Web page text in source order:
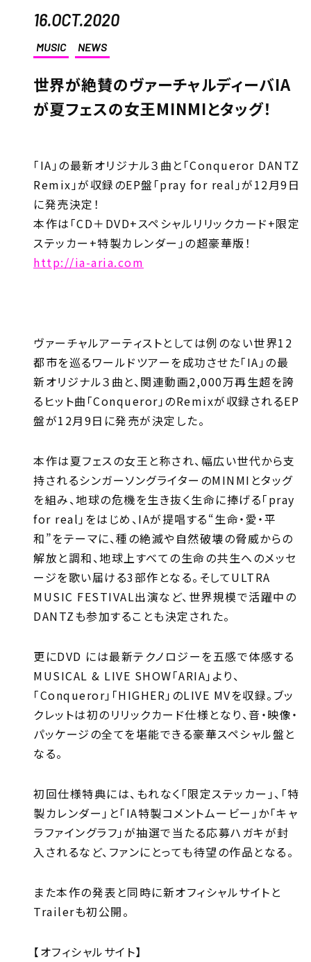
16.OCT.2020
MUSIC NEWS
世界が絶賛のヴァーチャルディーバIA
が夏フェスの女王MINMIとタッグ！
「IA」の最新オリジナル３曲と「Conqueror DANTZ
Remix」が収録のEP盤「pray for real」が12月9日
に発売決定！
本作は「CD＋DVD+スペシャルリリックカード+限定
ステッカー+特製カレンダー」の超豪華版！
http://ia-aria.com
ヴァーチャルアーティストとしては例のない世界12
都市を巡るワールドツアーを成功させた「IA」の最
新オリジナル３曲と、関連動画2,000万再生超を誇
るヒット曲「Conqueror」のRemixが収録されるEP
盤が12月9日に発売が決定した。
本作は夏フェスの女王と称され、幅広い世代から支
持されるシンガーソングライターのMINMIとタッグ
を組み、地球の危機を生き抜く生命に捧げる「pray
for real」をはじめ、IAが提唱する“生命・愛・平
和”をテーマに、種の絶滅や自然破壊の脅威からの
解放と調和、地球上すべての生命の共生へのメッセ
ージを歌い届ける3部作となる。そしてULTRA
MUSIC FESTIVAL出演など、世界規模で活躍中の
DANTZも参加することも決定された。
更にDVD には最新テクノロジーを五感で体感する
MUSICAL & LIVE SHOW「ARIA」より、
「Conqueror」「HIGHER」のLIVE MVを収録。ブッ
クレットは初のリリックカード仕様となり、音・映像・
パッケージの全てを堪能できる豪華スペシャル盤と
なる。
初回仕様特典には、もれなく「限定ステッカー」、「特
製カレンダー」と「IA特製コメントムービー」か「キャ
ラファイングラフ」が抽選で当たる応募ハガキが封
入されるなど、ファンにとっても待望の作品となる。
また本作の発表と同時に新オフィシャルサイトと
Trailerも初公開。
【オフィシャルサイト】